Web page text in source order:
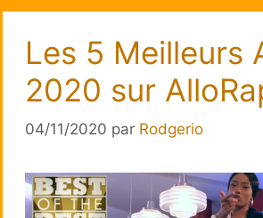
Les 5 Meilleurs
2020 sur
04/11/2020 par Rodgerio